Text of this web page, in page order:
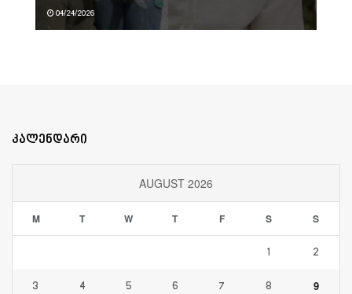
04/24/2026
კალენდარი
AUGUST 2026
M T W T F S S
1 2
3 4 5 6 7 8 9